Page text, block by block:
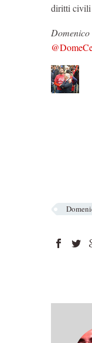
diritti civili